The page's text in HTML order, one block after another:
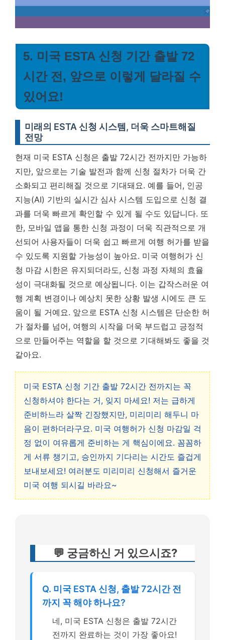
5. 미국 ESTA 신청 기간 출발 72
시간 전, 앞으로 이렇게 달라질 수
있어요!
미래의 ESTA 신청 시스템, 더욱 스마트해질
전망
현재 미국 ESTA 신청은 출발 72시간 전까지만 가능하
지만, 앞으로는 기술 발전과 함께 신청 절차가 더욱 간
소화되고 편리해질 것으로 기대돼요. 예를 들어, 인공
지능(AI) 기반의 실시간 심사 시스템 도입으로 신청 결
과를 더욱 빠르게 확인할 수 있게 될 수도 있답니다. 또
한, 모바일 앱을 통한 신청 과정이 더욱 직관적으로 개
선되어 사용자들이 더욱 쉽고 빠르게 여행 허가를 받을
수 있도록 지원할 가능성이 높아요. 미국 여행허가 신
청 마감 시한은 유지되더라도, 신청 과정 자체의 효율
성이 극대화될 것으로 예상됩니다. 이는 갑작스러운 여
행 계획 변경이나 예상치 못한 상황 발생 시에도 큰 도
움이 될 거예요. 앞으로 ESTA 신청 시스템은 단순한 허
가 절차를 넘어, 여행의 시작을 더욱 부드럽고 긍정적
으로 만들어주는 역할을 할 것으로 기대해봐도 좋을 것
같아요.
미국 ESTA 신청 기간 출발 72시간 전까지는 꼭
신청하셔야 한다는 거, 잊지 마세요! 저는 급하게
준비하느라 살짝 긴장했지만, 미리미리 해두니 마
음이 편하더라구요. 미국 여행허가 신청 마감일 걱
정 없이 여유롭게 준비하는 게 핵심이에요. 꼼꼼하
게 서류 챙기고, 승인까지 기다리는 시간도 즐겁게
보내보세요! 여러분도 미리미리 신청해서 즐거운
미국 여행 되시길 바라요~
💬 궁금하신 거 있으시죠?
Q. 미국 ESTA 신청, 출발 72시간 전
까지 꼭 해야 하나요?
네, 미국 ESTA 신청은 출발 72시간
전까지 완료하는 것이 가장 좋아요!